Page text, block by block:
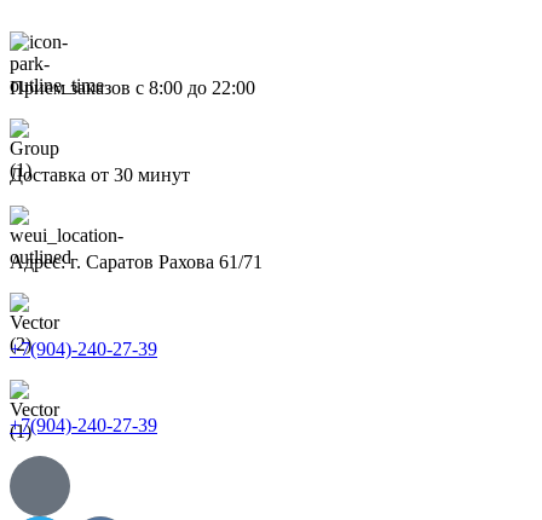
Прием заказов с 8:00 до 22:00
Доставка от 30 минут
Адрес: г. Саратов Рахова 61/71
+7(904)-240-27-39
+7(904)-240-27-39